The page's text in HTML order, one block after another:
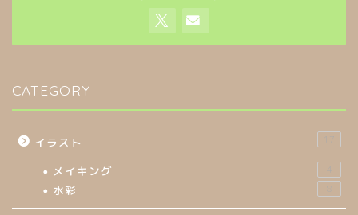
CATEGORY
イラスト 17
メイキング 4
水彩